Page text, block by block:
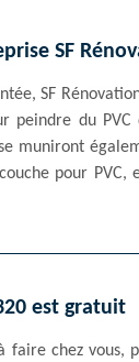
SF
SF
du
muniront
pour PVC,
est gratuit
chez vous,